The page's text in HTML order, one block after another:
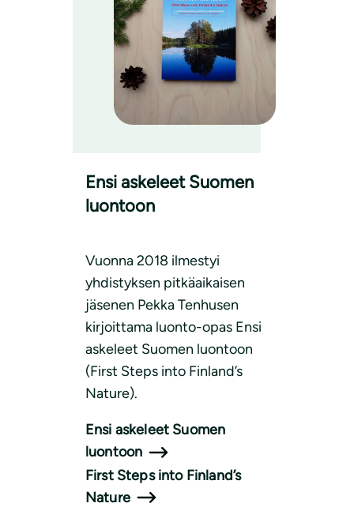
Ensi askeleet Suomen
luontoon
Vuonna 2018 ilmestyi
yhdistyksen pitkäaikaisen
jäsenen Pekka Tenhusen
kirjoittama luonto-opas Ensi
askeleet Suomen luontoon
(First Steps into Finland’s
Nature).
Ensi askeleet Suomen
luontoon
First Steps into Finland’s
Nature